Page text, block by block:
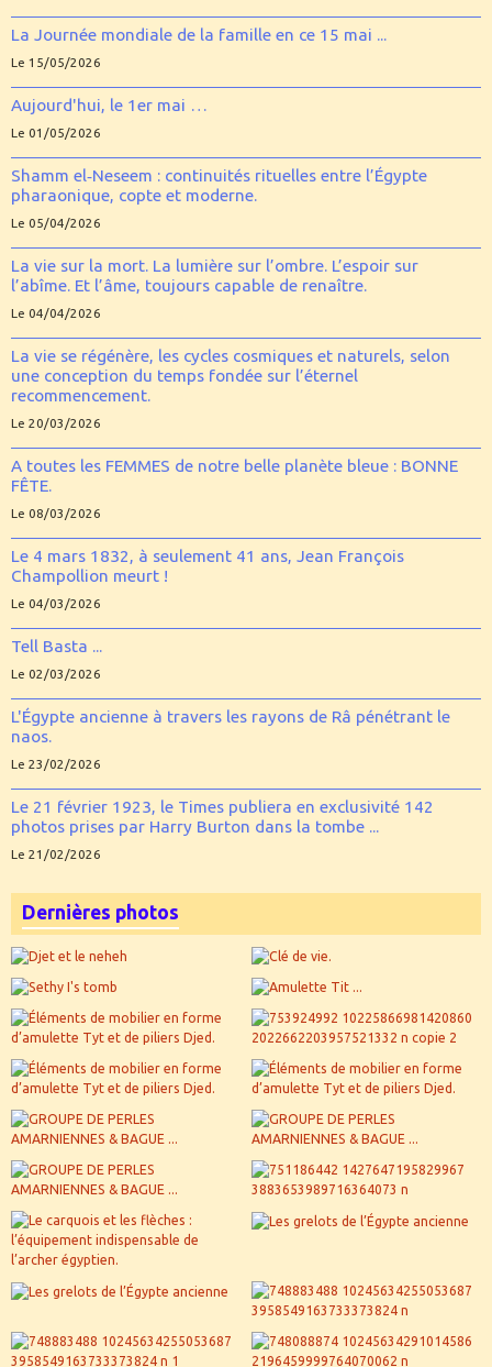
La Journée mondiale de la famille en ce 15 mai ...
Le 15/05/2026
Aujourd'hui, le 1er mai …
Le 01/05/2026
Shamm el‑Neseem : continuités rituelles entre l’Égypte
pharaonique, copte et moderne.
Le 05/04/2026
La vie sur la mort. La lumière sur l’ombre. L’espoir sur
l’abîme. Et l’âme, toujours capable de renaître.
Le 04/04/2026
La vie se régénère, les cycles cosmiques et naturels, selon
une conception du temps fondée sur l’éternel
recommencement.
Le 20/03/2026
A toutes les FEMMES de notre belle planète bleue : BONNE
FÊTE.
Le 08/03/2026
Le 4 mars 1832, à seulement 41 ans, Jean François
Champollion meurt !
Le 04/03/2026
Tell Basta ...
Le 02/03/2026
L'Égypte ancienne à travers les rayons de Râ pénétrant le
naos.
Le 23/02/2026
Le 21 février 1923, le Times publiera en exclusivité 142
photos prises par Harry Burton dans la tombe ...
Le 21/02/2026
Dernières photos